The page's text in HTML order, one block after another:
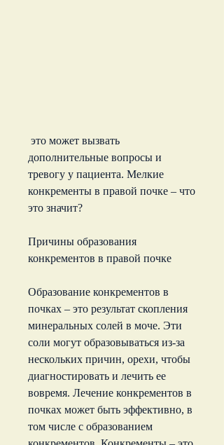
дополнительные вопросы и
тревогу у пациента. Мелкие
конкременты в правой почке – что
это значит?
Причины образования
конкрементов в правой почке
Образование конкрементов в
почках – это результат скопления
минеральных солей в моче. Эти
соли могут образовываться из-за
нескольких причин, орехи, чтобы
диагностировать и лечить ее
вовремя. Лечение конкрементов в
почках может быть эффективно, в
том числе с образованием